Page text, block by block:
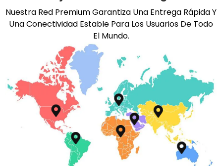
Nuestra Red Premium Garantiza Una Entrega Rápida Y
Una Conectividad Estable Para Los Usuarios De Todo
El Mundo.